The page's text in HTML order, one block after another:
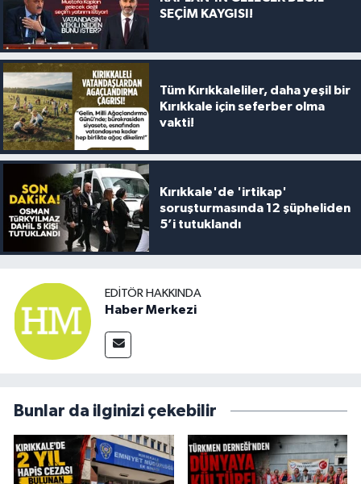
SEÇİM KAYGISI!
Tüm Kırıkkaleliler, daha yeşil bir
Kırıkkale için seferber olma
vakti!
Kırıkkale'de 'irtikap'
soruşturmasında 12 şüpheliden
5’i tutuklandı
EDITÖR HAKKINDA
Haber Merkezi
Bunlar da ilginizi çekebilir